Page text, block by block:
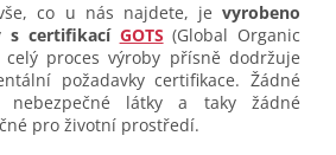
co u nás najdete, je vyrobeno
s certifikací GOTS (Global Organic
proces výroby přísně dodržuje
požadavky certifikace. Žádné
látky a taky žádné
pro životní prostředí.